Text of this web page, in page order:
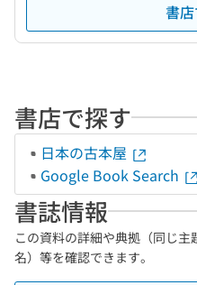
書
書店で探す
日本の古本屋
Google Book Search
書誌情報
この資料の詳細や典拠（同じ
名）等を確認できます。